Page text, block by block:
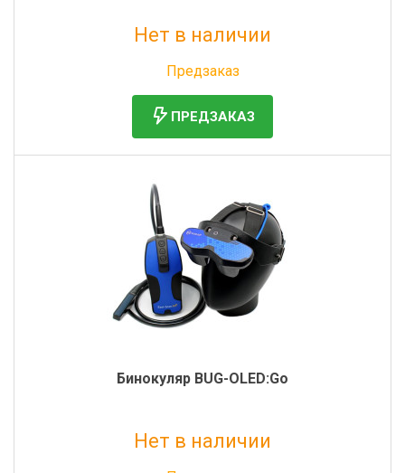
Нет в наличии
Предзаказ
ПРЕДЗАКАЗ
Бинокуляр BUG-OLED:Go
Нет в наличии